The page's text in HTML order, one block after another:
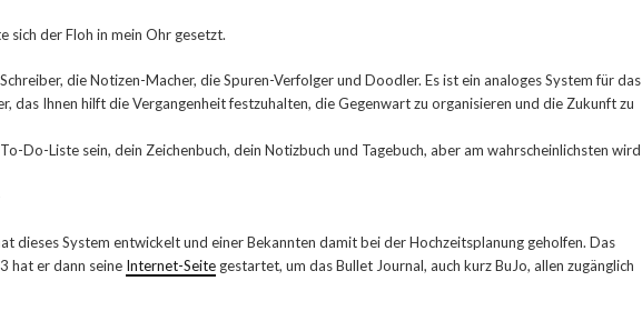
sich der Floh in mein Ohr gesetzt.
die Notizen-Macher, die Spuren-Verfolger und Doodler. Es ist ein analoges System für das
das Ihnen hilft die Vergangenheit festzuhalten, die Gegenwart zu organisieren und die Zukunft zu
To-Do-Liste sein, dein Zeichenbuch, dein Notizbuch und Tagebuch, aber am wahrscheinlichsten wird
dieses System entwickelt und einer Bekannten damit bei der Hochzeitsplanung geholfen. Das
hat er dann seine Internet-Seite gestartet, um das Bullet Journal, auch kurz BuJo, allen zugänglich